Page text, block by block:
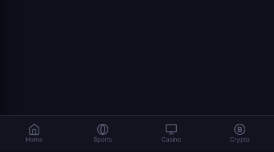
Home Sports Casino Crypto